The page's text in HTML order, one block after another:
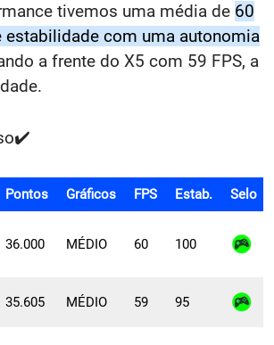
tivemos uma média de 60
estabilidade com uma autonomia
a frente do X5 com 59 FPS, a
Pontos Gráficos FPS Estab. Selo
36.000 MÉDIO 60 100
35.605 MÉDIO 59 95